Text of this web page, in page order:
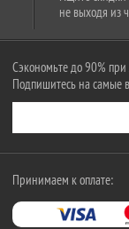
не выходя из
Сэкономьте до 90%
Подпишитесь на самые
Принимаем к оплате: